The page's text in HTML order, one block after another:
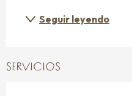
Seguir leyendo
SERVICIOS